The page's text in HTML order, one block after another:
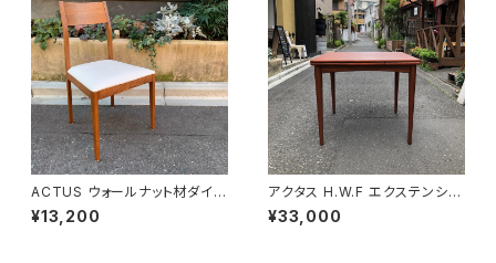
ACTUS ウォールナット材ダイニ
ングチェア
¥13,200
アクタス H.W.F エクステンショ
ンテーブル
¥33,000